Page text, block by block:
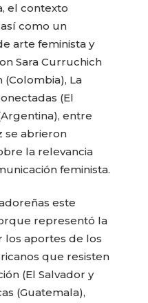
el contexto
como un
arte feminista y
Sara Curruchich
(Colombia), La
(El
entre
se abrieron
la relevancia
feminista.
este
representó la
los aportes de los
que resisten
(El Salvador y
(Guatemala),